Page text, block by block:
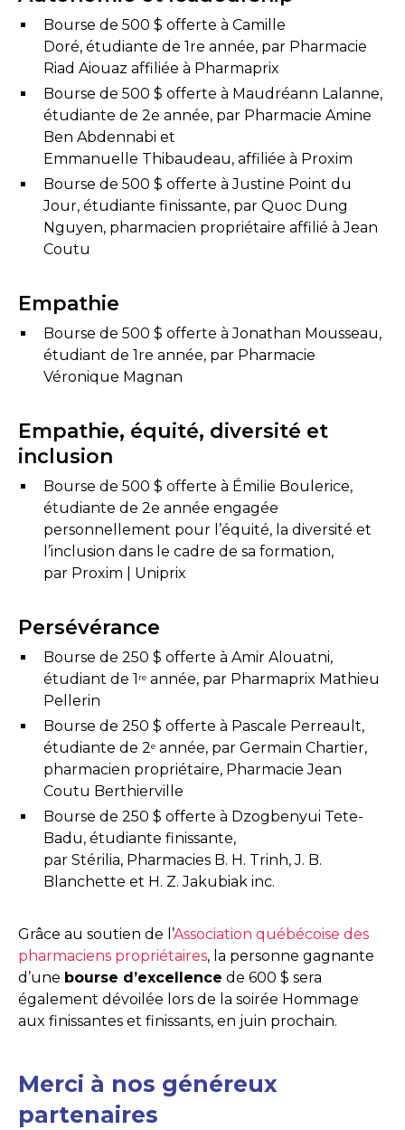
Bourse de 500 $ offerte à Camille
Doré, étudiante de 1re année, par Pharmacie
Riad Aiouaz affiliée à Pharmaprix
Bourse de 500 $ offerte à Maudréann Lalanne,
étudiante de 2e année, par Pharmacie Amine
Ben Abdennabi et
Emmanuelle Thibaudeau, affiliée à Proxim
Bourse de 500 $ offerte à Justine Point du
Jour, étudiante finissante, par Quoc Dung
Nguyen, pharmacien propriétaire affilié à Jean
Coutu
Empathie
Bourse de 500 $ offerte à Jonathan Mousseau,
étudiant de 1re année, par Pharmacie
Véronique Magnan
Empathie, équité, diversité et
inclusion
Bourse de 500 $ offerte à Émilie Boulerice,
étudiante de 2e année engagée
personnellement pour l’équité, la diversité et
l’inclusion dans le cadre de sa formation,
par Proxim | Uniprix
Persévérance
Bourse de 250 $ offerte à Amir Alouatni,
étudiant de 1 re année, par Pharmaprix Mathieu
Pellerin
Bourse de 250 $ offerte à Pascale Perreault,
étudiante de 2e année, par Germain Chartier,
pharmacien propriétaire, Pharmacie Jean
Coutu Berthierville
Bourse de 250 $ offerte à Dzogbenyui Tete-
Badu, étudiante finissante,
par Stérilia, Pharmacies B. H. Trinh, J. B.
Blanchette et H. Z. Jakubiak inc.
Grâce au soutien de l’Association québécoise des
pharmaciens propriétaires, la personne gagnante
d’une bourse d’excellence de 600 $ sera
également dévoilée lors de la soirée Hommage
aux finissantes et finissants, en juin prochain.
Merci à nos généreux
partenaires